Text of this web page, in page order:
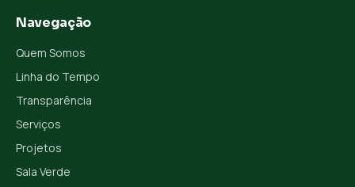
Navegação
Quem Somos
Linha do Tempo
Transparência
Serviços
Projetos
Sala Verde